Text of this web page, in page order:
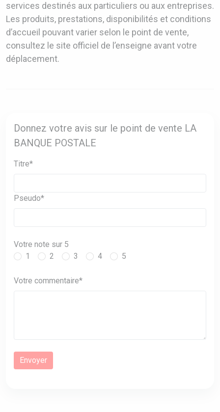
services destinés aux particuliers ou aux entreprises.
Les produits, prestations, disponibilités et conditions
d’accueil pouvant varier selon le point de vente,
consultez le site officiel de l’enseigne avant votre
déplacement.
Donnez votre avis sur le point de vente LA
BANQUE POSTALE
Titre*
Pseudo*
Votre note sur 5
1
2 3 4 5
Votre commentaire*